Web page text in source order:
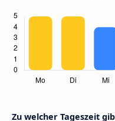
Zu welcher Tageszeit